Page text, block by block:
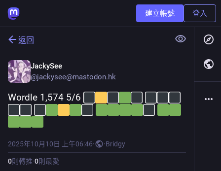
建立帳號 登入
返回
JackySee
@jackysee@mastodon.hk
Wordle 1,574 5/6
2025年10月10日 上午06:46· ·Bridgy
0則轉推·0則最愛